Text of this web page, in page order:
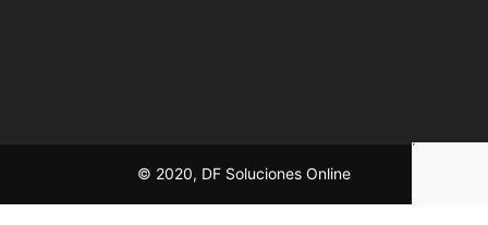
© 2020, DF Soluciones Online